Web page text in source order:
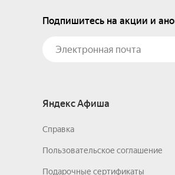
Подпишитесь на акции и
Яндекс Афиша
Справка
Пользовательское соглашение
Подарочные сертификаты